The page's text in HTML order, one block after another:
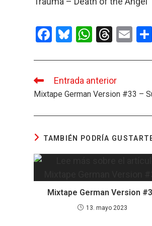
F
ce
b
o
o
k
Bl
es
ky
W
at
s
A
p
p
T
e
a
d
s
E
ail
Leer
más
artículos
Entrada anterior
Mixtape German Version #33 –
TAMBIÉN PODRÍA
Mixtape German Version
13. mayo 2023